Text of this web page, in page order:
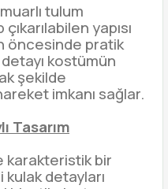
tulum
yapısı
öncesinde pratik
kostümün
şekilde
imkanı sağlar.
Tasarım
karakteristik bir
kulak detayları